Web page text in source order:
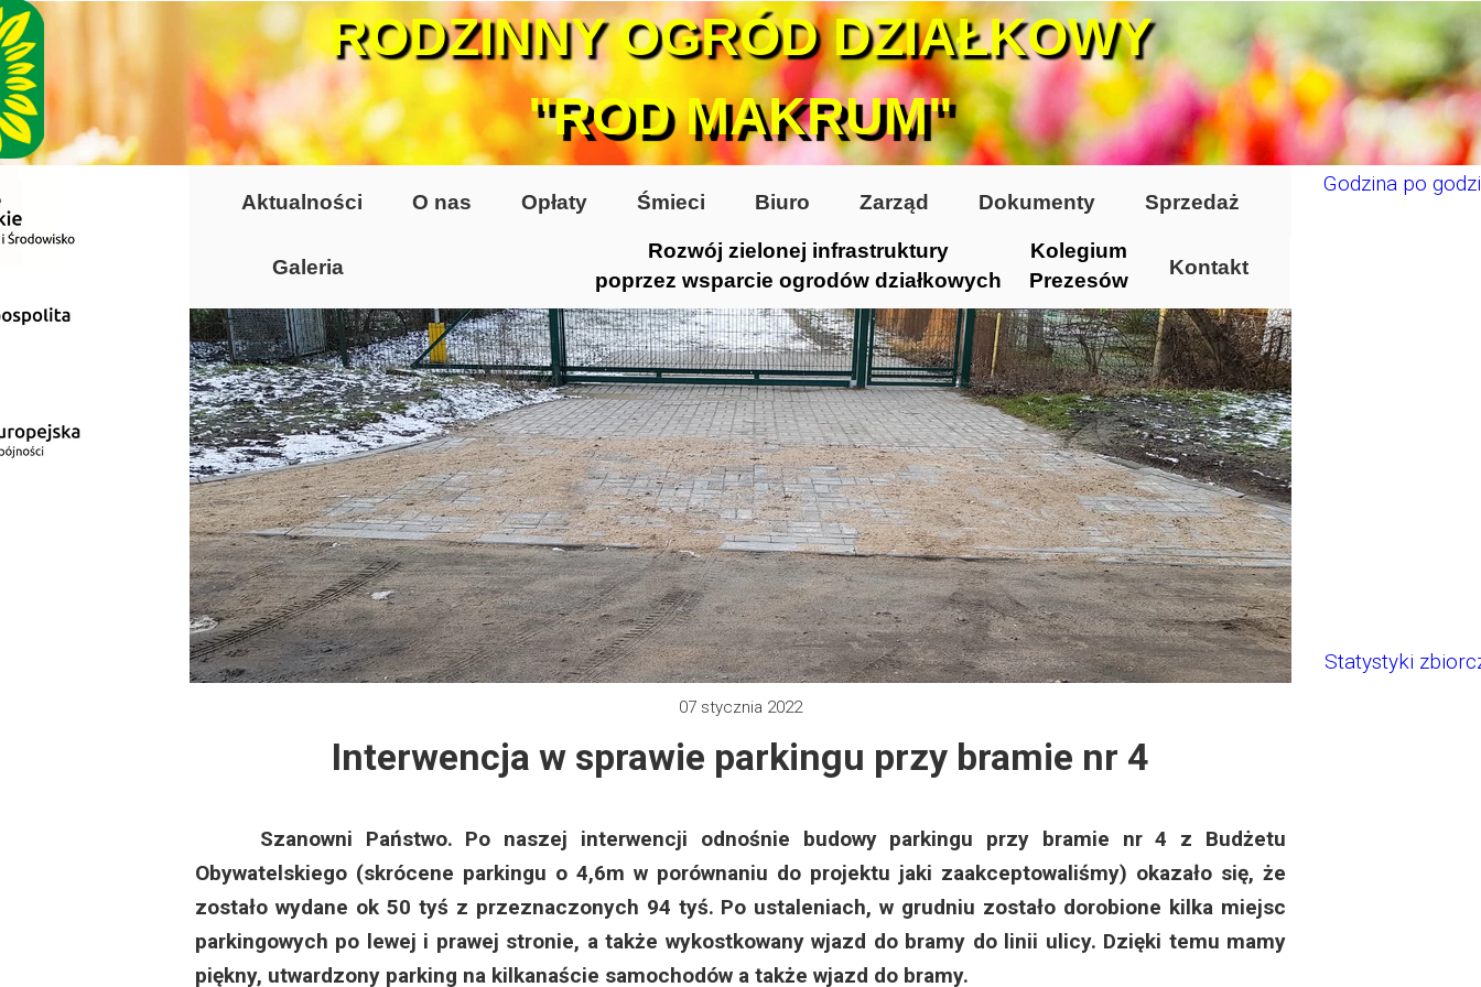
Kolegium
Prezesów
Rozwój zielonej infrastruktury
poprzez wsparcie ogrodów działkowych
Galeria
Lata 70-te, lata 80-te
Altany lata 70-te, 80-te
Dzień Działkowca 2005
Dzień Działkowca 2006
Dzień Działkowca 2012
Protest w Warszawie 2013
Protest w Bydgoszczy 2013
Dzień Działkowca 2014
Dzień Działkowca 2015
Dzień Działkowca 2019
Dzień Działkowca 2022
Aktualności O nas Opłaty Śmieci Biuro Zarząd Dokumenty Sprzedaż
Kontakt
Statystyki
Godzina po
RODZINNY OGRÓD DZIAŁKOWY
"ROD MAKRUM"
07 stycznia 2022
Interwencja w sprawie parkingu przy bramie nr 4
Szanowni Państwo. Po naszej interwencji odnośnie budowy parkingu przy bramie nr 4 z Budżetu
Obywatelskiego (skrócene parkingu o 4,6m w porównaniu do projektu jaki zaakceptowaliśmy) okazało się, że
zostało wydane ok 50 tyś z przeznaczonych 94 tyś. Po ustaleniach, w grudniu zostało dorobione kilka miejsc
parkingowych po lewej i prawej stronie, a także wykostkowany wjazd do bramy do linii ulicy. Dzięki temu mamy
piękny, utwardzony parking na kilkanaście samochodów a także wjazd do bramy.